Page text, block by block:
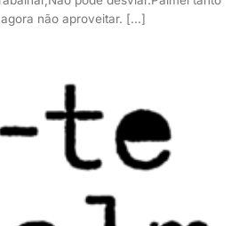
não aproveitar. [...]